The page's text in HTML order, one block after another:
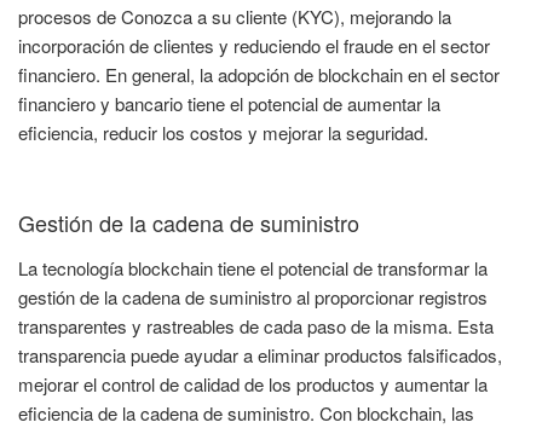
procesos de Conozca a su cliente (KYC), mejorando la
incorporación de clientes y reduciendo el fraude en el sector
financiero. En general, la adopción de blockchain en el sector
financiero y bancario tiene el potencial de aumentar la
eficiencia, reducir los costos y mejorar la seguridad.
Gestión de la cadena de suministro
La tecnología blockchain tiene el potencial de transformar la
gestión de la cadena de suministro al proporcionar registros
transparentes y rastreables de cada paso de la misma. Esta
transparencia puede ayudar a eliminar productos falsificados,
mejorar el control de calidad de los productos y aumentar la
eficiencia de la cadena de suministro. Con blockchain, las